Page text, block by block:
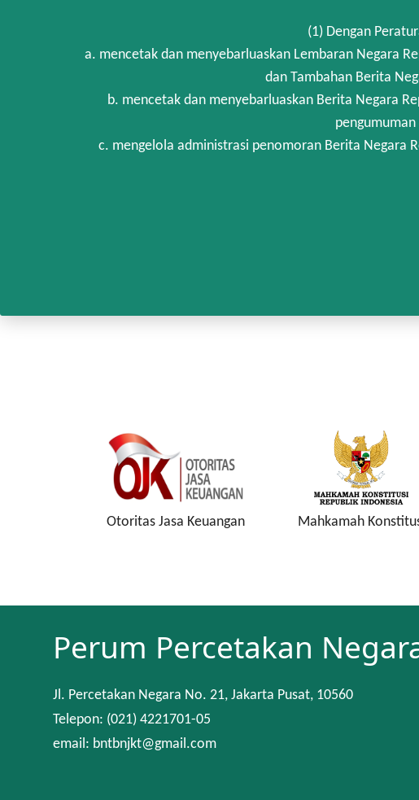
(1) Dengan
a. mencetak dan menyebarluaskan Lembaran Negara
dan Tambahan Berita
b. mencetak dan menyebarluaskan Berita Negara
c. mengelola administrasi penomoran Berita Negara
Otoritas Jasa Keuangan Mahkamah
Perum Percetakan
Jl. Percetakan Negara No. 21, Jakarta Pusat, 10560
Telepon: (021) 4221701-05
email: bntbnjkt@gmail.com